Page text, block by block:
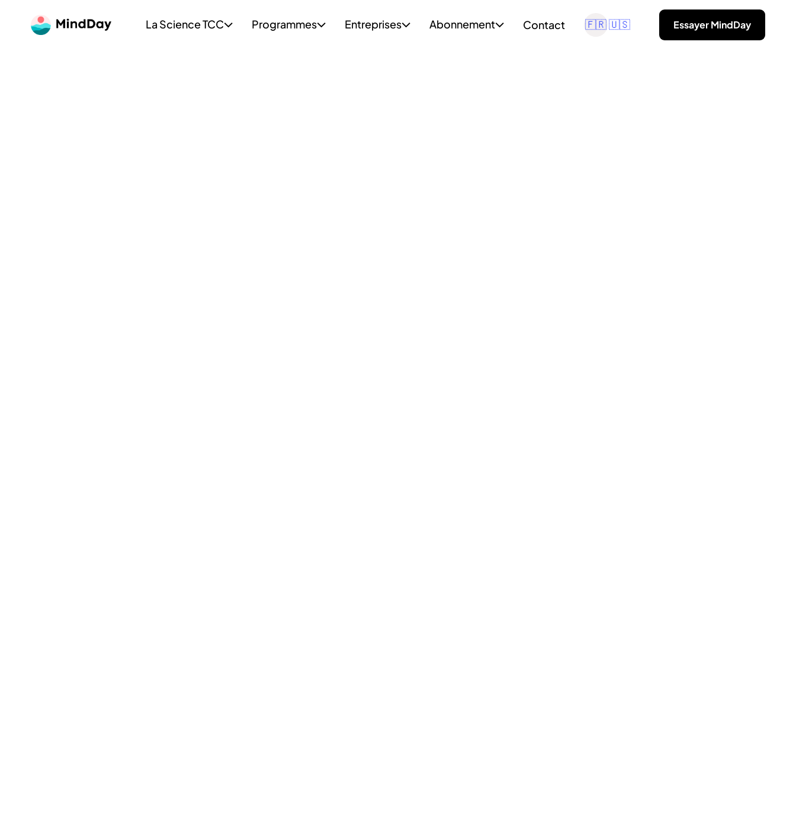
La Science TCC Programmes Entreprises Abonnement Contact 🇫🇷 🇺🇸 Essayer MindDay